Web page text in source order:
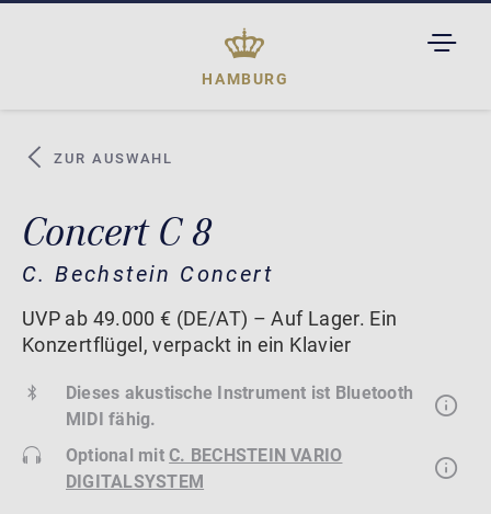
HAMBURG
ZUR AUSWAHL
Concert C 8
C. Bechstein Concert
UVP ab 49.000 € (DE/AT) – Auf Lager. Ein
Konzertflügel, verpackt in ein Klavier
Dieses akustische Instrument ist Bluetooth
MIDI fähig.
Optional mitC. BECHSTEIN VARIO
DIGITALSYSTEM